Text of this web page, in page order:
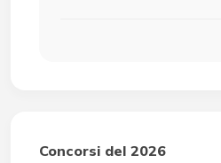
Concorsi del 2026